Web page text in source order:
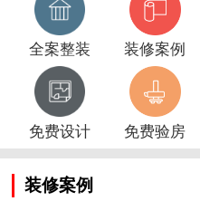
全案整装 装修案例
免费设计 免费验房
装修案例